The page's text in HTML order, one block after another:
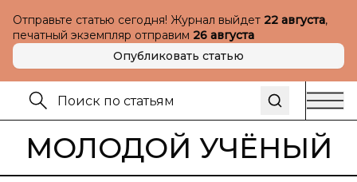
Отправьте статью сегодня! Журнал выйдет 22 августа,
печатный экземпляр отправим 26 августа
Опубликовать статью
МОЛОДОЙ УЧЁНЫЙ